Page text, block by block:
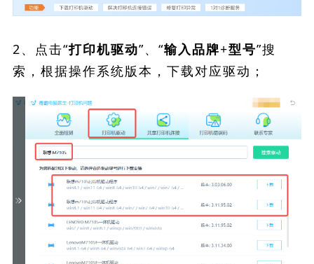
2、点击“打印机驱动”、“输入品牌+型号”搜
索，根据操作系统版本，下载对应驱动；